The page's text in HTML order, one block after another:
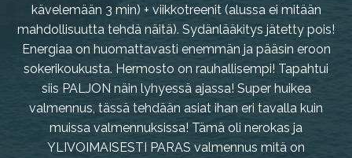
kävelemään 3 min) + viikkotreenit (alussa ei mitään
mahdollisuutta tehdä näitä). Sydänlääkitys jätetty pois!
Energiaa on huomattavasti enemmän ja pääsin eroon
sokerikoukusta. Hermosto on rauhallisempi! Tapahtui
siis PALJON näin lyhyessä ajassa! Super huikea
valmennus, tässä tehdään asiat ihan eri tavalla kuin
muissa valmennuksissa! Tämä oli nerokas ja
YLIVOIMAISESTI PARAS valmennus mitä on